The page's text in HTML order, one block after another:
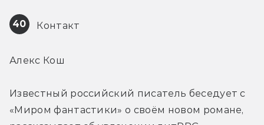
40 Контакт
Алекс Кош
Известный российский писатель беседует с
«Миром фантастики» о своём новом романе,